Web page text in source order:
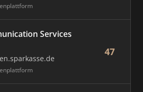
Services
47